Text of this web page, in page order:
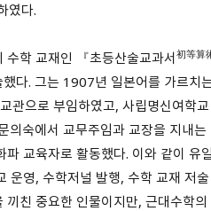
였다.
수학 교재인 『초등산술교과서初等算
했다. 그는 1907년 일본어를 가르치
관으로 부임하였고, 사립명신여학교
의숙에서 교무주임과 교장을 지내는
파 교육자로 활동했다. 이와 같이 유일
운영, 수학저널 발행, 수학 교재 저술
끼친 중요한 인물이지만, 근대수학의